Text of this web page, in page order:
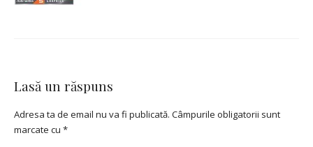
Lasă un răspuns
Adresa ta de email nu va fi publicată. Câmpurile obligatorii sunt
marcate cu *